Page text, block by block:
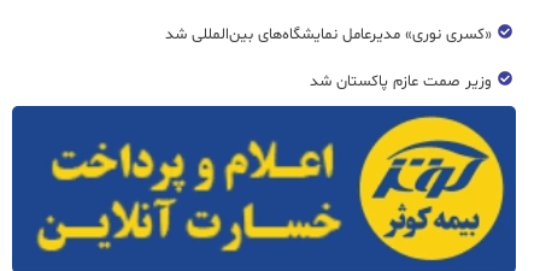
«کسری نوری» مدیرعامل نمایشگاه‌های بین‌المللی شد
وزیر صمت عازم پاکستان شد